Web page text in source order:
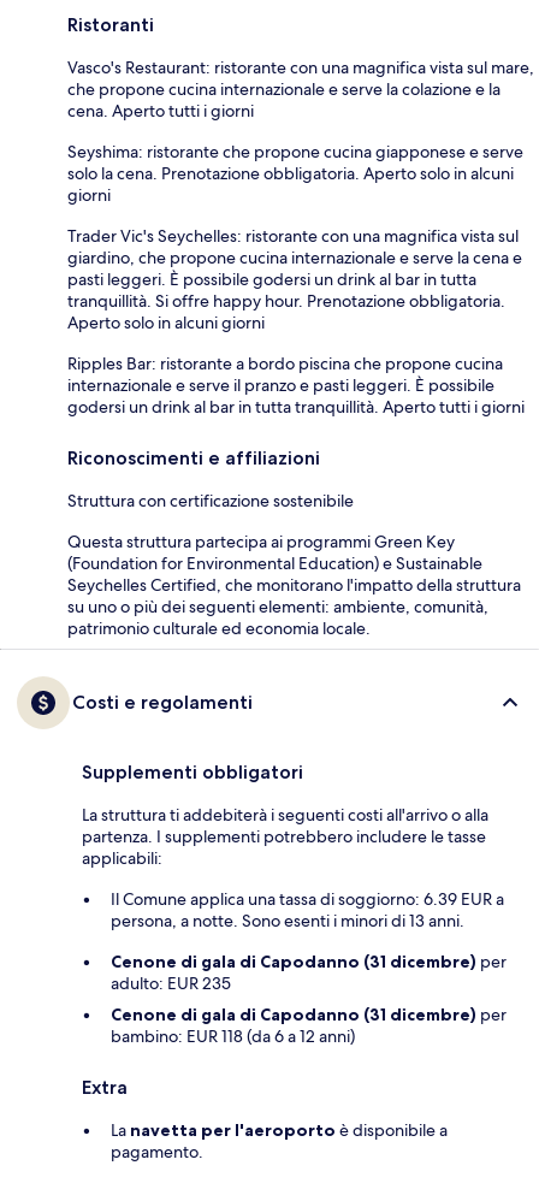
Ristoranti
Vasco's Restaurant: ristorante con una magnifica vista sul mare,
che propone cucina internazionale e serve la colazione e la
cena. Aperto tutti i giorni
Seyshima: ristorante che propone cucina giapponese e serve
solo la cena. Prenotazione obbligatoria. Aperto solo in alcuni
giorni
Trader Vic's Seychelles: ristorante con una magnifica vista sul
giardino, che propone cucina internazionale e serve la cena e
pasti leggeri. È possibile godersi un drink al bar in tutta
tranquillità. Si offre happy hour. Prenotazione obbligatoria.
Aperto solo in alcuni giorni
Ripples Bar: ristorante a bordo piscina che propone cucina
internazionale e serve il pranzo e pasti leggeri. È possibile
godersi un drink al bar in tutta tranquillità. Aperto tutti i giorni
Riconoscimenti e affiliazioni
Struttura con certificazione sostenibile
Questa struttura partecipa ai programmi Green Key
(Foundation for Environmental Education) e Sustainable
Seychelles Certified, che monitorano l'impatto della struttura
su uno o più dei seguenti elementi: ambiente, comunità,
patrimonio culturale ed economia locale.
Costi e regolamenti
Supplementi obbligatori
La struttura ti addebiterà i seguenti costi all'arrivo o alla
partenza. I supplementi potrebbero includere le tasse
applicabili:
Il Comune applica una tassa di soggiorno: 6.39 EUR a
persona, a notte. Sono esenti i minori di 13 anni.
Cenone di gala di Capodanno (31 dicembre) per
adulto: EUR 235
Cenone di gala di Capodanno (31 dicembre) per
bambino: EUR 118 (da 6 a 12 anni)
Extra
La navetta per l'aeroporto è disponibile a
pagamento.